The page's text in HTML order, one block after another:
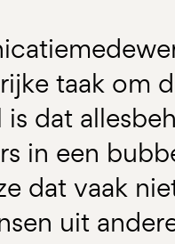
taak om
dat
in een
dat vaak
uit